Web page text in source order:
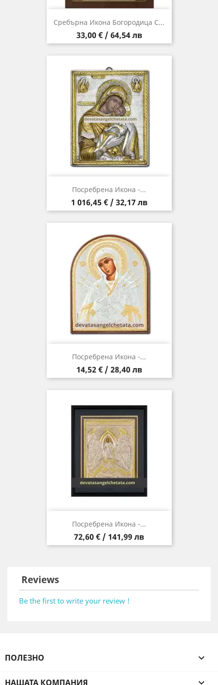
Сребърна Икона Богородица С...
Цена
33,00 € / 64,54 лв
Посребрена Икона -...
Цена
1 016,45 € / 32,17 лв
Посребрена Икона -...
Цена
14,52 € / 28,40 лв
Посребрена Икона -...
Цена
72,60 € / 141,99 лв
Reviews
Be the first to write your review !
ПОЛЕЗНО 
НАШАТА КОМПАНИЯ